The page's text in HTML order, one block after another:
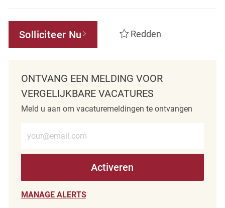
Solliciteer Nu Redden
ONTVANG EEN MELDING VOOR
VERGELIJKBARE VACATURES
Meld u aan om vacaturemeldingen te ontvangen
Activeren
MANAGE ALERTS